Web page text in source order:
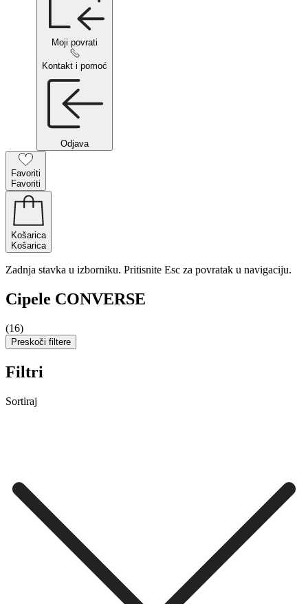
Moji povrati
Kontakt i pomoć
Odjava
Favoriti
Favoriti
Košarica
Košarica
Zadnja stavka u izborniku. Pritisnite Esc za povratak u navigaciju.
Cipele CONVERSE
(16)
Preskoči filtere
Filtri
Sortiraj